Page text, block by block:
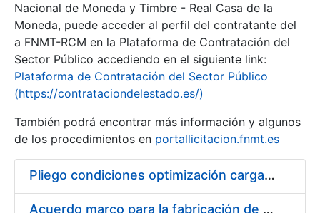
Erakutsi/Ezkutatu
Erakutsi/Ezkutatu
Nacional de Moneda y Timbre - Real Casa de la
Moneda, puede acceder al perfil del contratante del
a FNMT-RCM en la Plataforma de Contratación del
Sector Público accediendo en el siguiente link:
Plataforma de Contratación del Sector Público
(https://contrataciondelestado.es/)
También podrá encontrar más información y algunos
de los procedimientos en portallicitacion.fnmt.es
Pliego condiciones optimización cargas compras firmado
Acuerdo marco para la fabricación de piezas